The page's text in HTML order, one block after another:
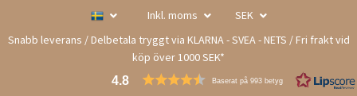
Inkl. moms
SEK
Snabb leverans / Delbetala tryggt via KLARNA - SVEA - NETS / Fri frakt vid
köp över 1000 SEK*
4.8 Baserat på 993 betyg